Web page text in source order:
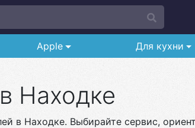
Apple Для кухни
Находке
в Находке. Выбирайте сервис,